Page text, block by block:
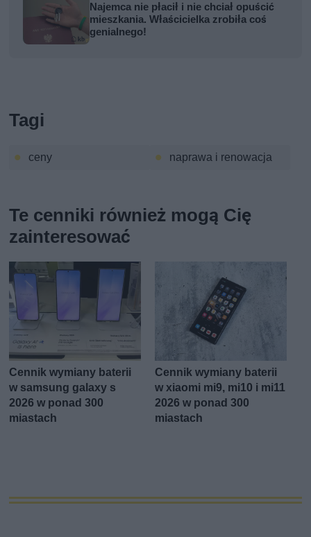
Najemca nie płacił i nie chciał opuścić
mieszkania. Właścicielka zrobiła coś
genialnego!
Tagi
ceny naprawa i renowacja
Te cenniki również mogą Cię
zainteresować
Cennik wymiany baterii
w samsung galaxy s
2026 w ponad 300
miastach
Cennik wymiany baterii
w xiaomi mi9, mi10 i mi11
2026 w ponad 300
miastach